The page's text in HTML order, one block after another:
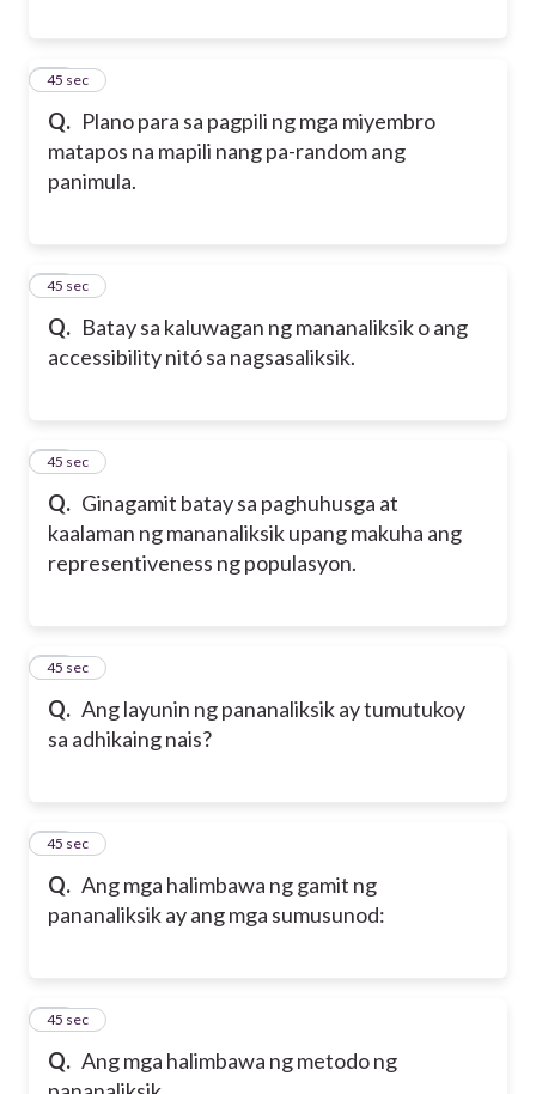
Q. Plano para sa pagpili ng mga miyembro
matapos na mapili nang pa-random ang
panimula.
24
45 sec
Q. Batay sa kaluwagan ng mananaliksik o ang
accessibility nitó sa nagsasaliksik.
25
45 sec
Q. Ginagamit batay sa paghuhusga at
kaalaman ng mananaliksik upang makuha ang
representiveness ng populasyon.
26
45 sec
Q. Ang layunin ng pananaliksik ay tumutukoy
sa adhikaing nais?
27
45 sec
Q. Ang mga halimbawa ng gamit ng
pananaliksik ay ang mga sumusunod:
28
45 sec
Q. Ang mga halimbawa ng metodo ng
29
45 sec